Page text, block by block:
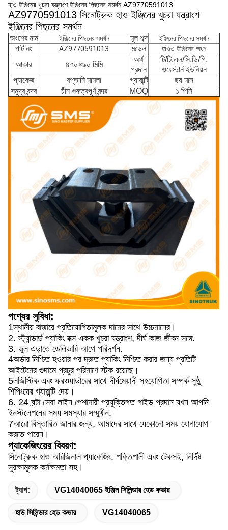
হাও ইঞ্জিনের খুচরা যন্ত্রাংশ ইঞ্জিনের পিছনের সমর্থন AZ9770591013
AZ9770591013 সিনোট্রুক হাও ইঞ্জিনের খুচরা যন্ত্রাংশ
ইঞ্জিনের পিছনের সমর্থন
অংশের নাম ইঞ্জিনের পিছনের সমর্থন মূল শব্দ ইঞ্জিনের পিছনের সমর্থন
পার্ট নং AZ9770591013 মডেল হাওও ইঞ্জিনের অংশ
আকার ৪৭০×৯০ মিমি
অর্থ
প্রদান
টি/টি,এল/সি,ডি/পি,
ওয়েস্টার্ন ইউনিয়ন
প্যাকেজ
রপ্তানি মামলা গ্যারান্টি
ছয় মাস
সমুদ্র বন্দর
চীন গুরুত্বপূর্ণ বন্দর MOQ ১ পিসি
পণ্যের সুবিধা:
1স্থানীয় বাজারে প্রতিযোগিতামূলক দামের সাথে উচ্চমানের।
2. স্ট্যান্ডার্ড প্যাকিং বক্স একক খুচরা যন্ত্রাংশ, দীর্ঘ কাজ জীবন সঙ্গে.
3. ভুল এড়াতে ডেলিভারি আগে পরিদর্শন.
4অর্ডার নিশ্চিত হওয়ার পর দ্রুত প্যাকিং নিশ্চিত করার জন্য প্রতিটি
আইটেমের গুদামে প্রচুর পরিমাণে স্টক রয়েছে।
5লজিস্টিক এবং ফরওয়ার্ডারের সাথে দীর্ঘমেয়াদী সহযোগিতা সম্পর্ক সুষ্ঠু
শিপিংয়ের গ্যারান্টি দেয়।
6. 24 ঘন্টা সেবা লাইন পেশাদারী প্রযুক্তিগত গাইড প্রদান যখন আপনি
ইনস্টলেশনের সময় সমস্যার সম্মুখীন.
7আরো বিস্তারিত জানার জন্য, আমাদের সাথে যেকোনো সময় যোগাযোগ
করতে পারেন।
প্যাকেজিংয়ের বিবরণ:
সিনোট্রুক হাও অরিজিনাল প্যাকেজিং, শক্তিশালী এবং টেকসই, নির্দিষ্ট
সুরক্ষামূলক কর্মক্ষমতা সহ।
ট্যাগ: VG14040065 ইঞ্জিন সিলিন্ডার হেড কভার
হাউ সিলিন্ডার হেড কভার VG14040065